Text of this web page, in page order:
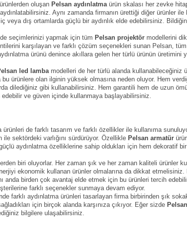
oluşan Pelsan aydınlatmaürün skalası her zevke
Aynı zamanda firmanın ürettiği diğer ürünler
veya dış ortamlarda güçlü bir aydınlık elde edebilirsiniz.
seçimlerinizi yapmak için tüm Pelsan projektör modellerini
karşılayan ve farklı çözüm seçenekleri sunan Pelsan,
ürünü denince akıllara gelen her türlü ürünün üretimini
led lambamodelleri de her türlü alanda kullanabileceğiniz
ürünlere olan ilginin yüksek olmasına neden oluyor. Hem
dilediğiniz gibi kullanabilirsiniz. Hem garantili hem de uzun
edebilir ve güven içinde kullanmaya başlayabilirsiniz.
de farklı tasarım ve farklı özellikler ile kullanıma
sektördeki varlığını sürdürüyor. Özellikle Pelsan armatür
aydınlatma özelliklerine sahip oldukları için hem dekoratif
biri oluyorlar. Her zaman şık ve her zaman kaliteli ürünler
ekonomik kullanan ürünler olmalarına da dikkat etmelisiniz.
anda birden çok avantaj elde etmek için bu ürünleri tercih
farklı seçenekler sunmaya devam ediyor.
farklı aydınlatma ürünleri tasarlayan firma birbirinden şık
için birçok alanda karşınıza çıkıyor. Eğer sizde
bilgilere ulaşabilirsiniz.